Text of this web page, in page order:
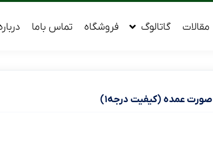
مقالات گاتالوگ فروشگاه تماس باما
عمده (کیفیت درجه۱)